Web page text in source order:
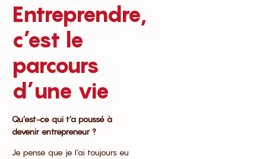
Entreprendre,
c’est le
parcours
d’une vie
Qu’est-ce qui t’a poussé à
devenir entrepreneur ?
Je pense que je l’ai toujours eu